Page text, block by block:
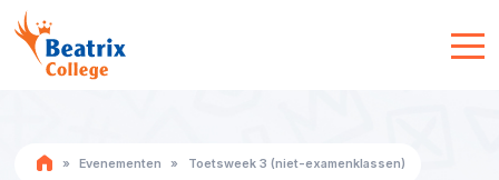
» Evenementen » Toetsweek 3 (niet-examenklassen)